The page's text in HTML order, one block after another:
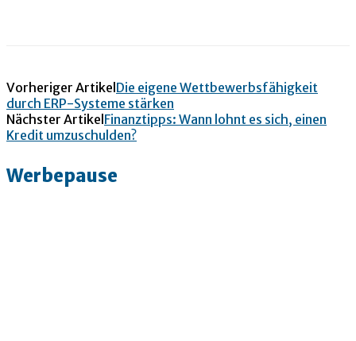
Vorheriger ArtikelDie eigene Wettbewerbsfähigkeit
durch ERP-Systeme stärken
Nächster ArtikelFinanztipps: Wann lohnt es sich, einen
Kredit umzuschulden?
Werbepause